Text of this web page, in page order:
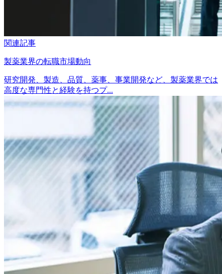
関連記事
製薬業界の転職市場動向
研究開発、製造、品質、薬事、事業開発など、製薬業界では
高度な専門性と経験を持つプ...